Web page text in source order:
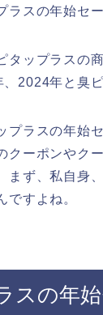
ラスの年始セ
タップラスの
2024年と臭
プラスの年始
クーポンやク
まず、私自身
ですよね。
スの年